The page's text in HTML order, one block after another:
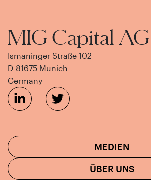
MIG Capital AG
Ismaninger Straße 102
D-81675 Munich
Germany
MEDIEN
ÜBER UNS